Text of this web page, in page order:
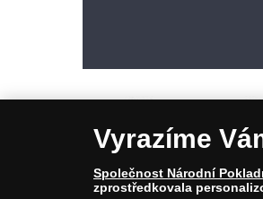
Vyrazíme
Společnost Národní
zprostředkovala